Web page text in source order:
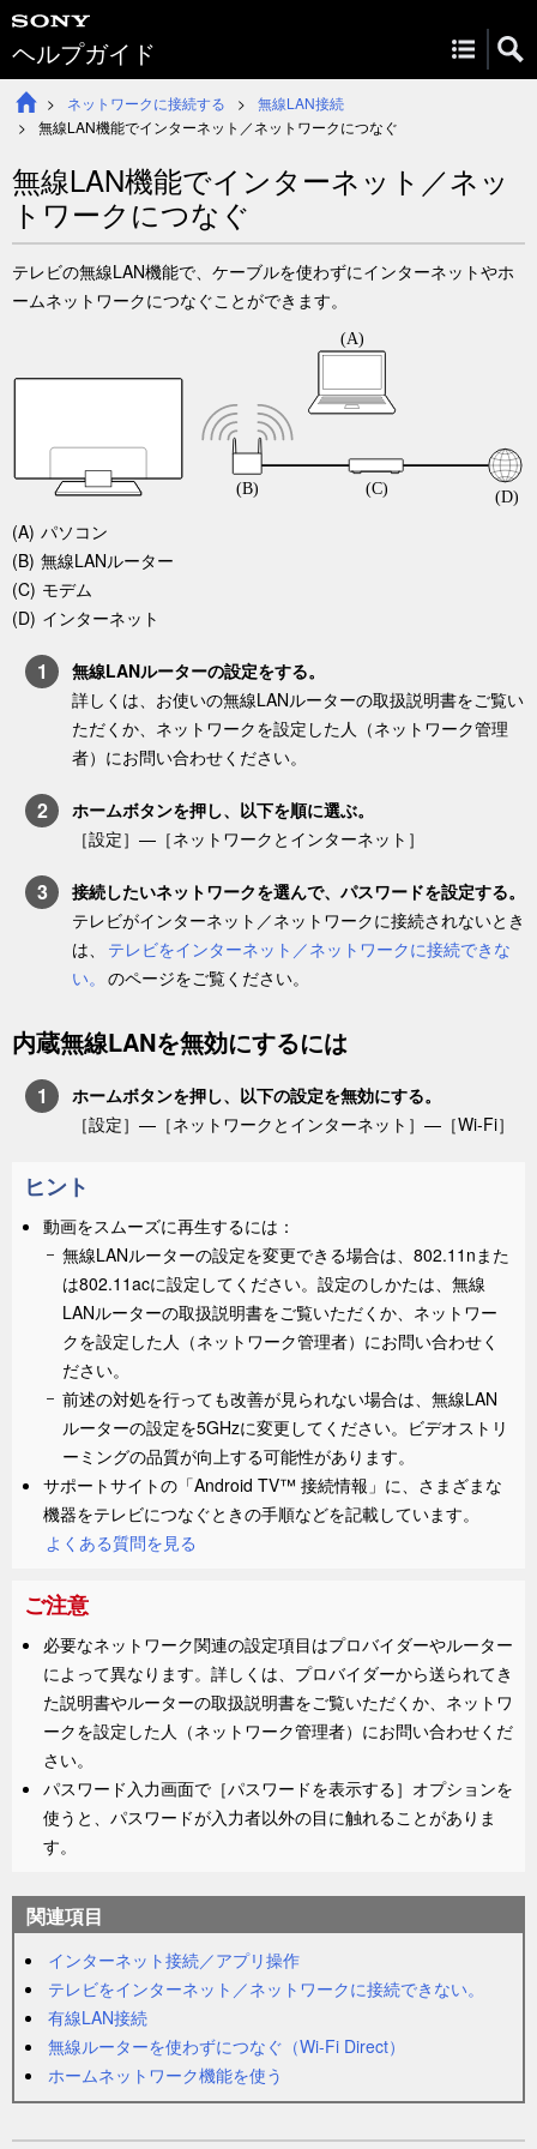
ヘルプガイド
ネットワークに接続する
無線LAN接続
無線LAN機能でインターネット／ネットワークにつなぐ
無線LAN機能でインターネット／ネッ
トワークにつなぐ
テレビの無線LAN機能で、ケーブルを使わずにインターネットやホ
ームネットワークにつなぐことができます。
パソコン
無線LANルーター
モデム
インターネット
無線LANルーターの設定をする。
詳しくは、お使いの無線LANルーターの取扱説明書をご覧い
ただくか、ネットワークを設定した人（ネットワーク管理
者）にお問い合わせください。
ホームボタンを押し、以下を順に選ぶ。
［設定］— ［ネットワークとインターネット ］
接続したいネットワークを選んで、パスワードを設定する。
テレビがインターネット／ネットワークに接続されないとき
は、
テレビをインターネット／ネットワークに接続できな
い。 のページをご覧ください。
内蔵無線LANを無効にするには
ホームボタンを押し、以下の設定を無効にする。
［設定］—［ネットワークとインターネット ］—［Wi-Fi］
ヒント
動画をスムーズに再生するには：
無線LANルーターの設定を変更できる場合は、802.11nまた
は802.11acに設定してください。設定のしかたは、無線
LANルーターの取扱説明書をご覧いただくか、ネットワー
クを設定した人（ネットワーク管理者）にお問い合わせく
ださい。
前述の対処を行っても改善が見られない場合は、無線LAN
ルーターの設定を5GHzに変更してください。ビデオストリ
ーミングの品質が向上する可能性があります。
サポートサイトの「Android TV™ 接続情報」に、さまざまな
機器をテレビにつなぐときの手順などを記載しています。
よくある質問を見る
ご注意
必要なネットワーク関連の設定項目はプロバイダーやルーター
によって異なります。詳しくは、プロバイダーから送られてき
た説明書やルーターの取扱説明書をご覧いただくか、ネットワ
ークを設定した人（ネットワーク管理者）にお問い合わせくだ
さい。
パスワード入力画面で［パスワードを表示する］オプションを
使うと、パスワードが入力者以外の目に触れることがありま
す。
関連項目
インターネット接続／アプリ操作
テレビをインターネット／ネットワークに接続できない。
有線LAN接続
無線ルーターを使わずにつなぐ（Wi-Fi Direct）
ホームネットワーク機能を使う